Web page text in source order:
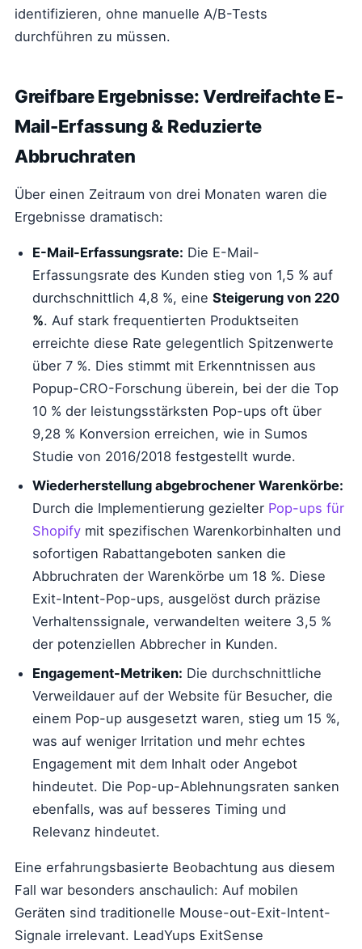
identifizieren, ohne manuelle A/B-Tests
durchführen zu müssen.
Greifbare Ergebnisse: Verdreifachte E-
Mail-Erfassung & Reduzierte
Abbruchraten
Über einen Zeitraum von drei Monaten waren die
Ergebnisse dramatisch:
E-Mail-Erfassungsrate: Die E-Mail-
Erfassungsrate des Kunden stieg von 1,5 % auf
durchschnittlich 4,8 %, eine Steigerung von 220
%. Auf stark frequentierten Produktseiten
erreichte diese Rate gelegentlich Spitzenwerte
über 7 %. Dies stimmt mit Erkenntnissen aus
Popup-CRO-Forschung überein, bei der die Top
10 % der leistungsstärksten Pop-ups oft über
9,28 % Konversion erreichen, wie in Sumos
Studie von 2016/2018 festgestellt wurde.
Wiederherstellung abgebrochener Warenkörbe:
Durch die Implementierung gezielter Pop-ups für
Shopify mit spezifischen Warenkorbinhalten und
sofortigen Rabattangeboten sanken die
Abbruchraten der Warenkörbe um 18 %. Diese
Exit-Intent-Pop-ups, ausgelöst durch präzise
Verhaltenssignale, verwandelten weitere 3,5 %
der potenziellen Abbrecher in Kunden.
Engagement-Metriken: Die durchschnittliche
Verweildauer auf der Website für Besucher, die
einem Pop-up ausgesetzt waren, stieg um 15 %,
was auf weniger Irritation und mehr echtes
Engagement mit dem Inhalt oder Angebot
hindeutet. Die Pop-up-Ablehnungsraten sanken
ebenfalls, was auf besseres Timing und
Relevanz hindeutet.
Eine erfahrungsbasierte Beobachtung aus diesem
Fall war besonders anschaulich: Auf mobilen
Geräten sind traditionelle Mouse-out-Exit-Intent-
Signale irrelevant. LeadYups ExitSense